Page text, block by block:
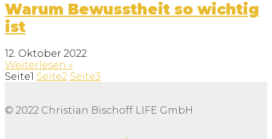
Warum Bewusstheit so wichtig
ist
12. Oktober 2022
Weiterlesen »
Seite1 Seite2 Seite3
© 2022 Christian Bischoff LIFE GmbH